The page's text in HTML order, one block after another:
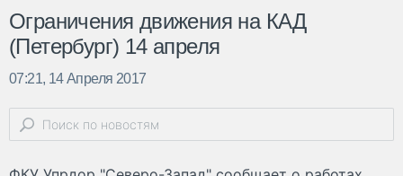
Ограничения движения на КАД
(Петербург) 14 апреля
07:21, 14 Апреля 2017